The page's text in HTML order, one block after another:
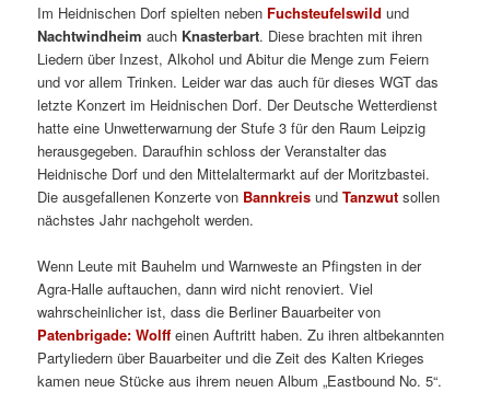
Im Heidnischen Dorf spielten neben Fuchsteufelswild und
Nachtwindheim auch Knasterbart. Diese brachten mit ihren
Liedern über Inzest, Alkohol und Abitur die Menge zum Feiern
und vor allem Trinken. Leider war das auch für dieses WGT das
letzte Konzert im Heidnischen Dorf. Der Deutsche Wetterdienst
hatte eine Unwetterwarnung der Stufe 3 für den Raum Leipzig
herausgegeben. Daraufhin schloss der Veranstalter das
Heidnische Dorf und den Mittelaltermarkt auf der Moritzbastei.
Die ausgefallenen Konzerte von Bannkreis undTanzwut sollen
nächstes Jahr nachgeholt werden.
Wenn Leute mit Bauhelm und Warnweste an Pfingsten in der
Agra-Halle auftauchen, dann wird nicht renoviert. Viel
wahrscheinlicher ist, dass die Berliner Bauarbeiter von
Patenbrigade: Wolff einen Auftritt haben. Zu ihren altbekannten
Partyliedern über Bauarbeiter und die Zeit des Kalten Krieges
kamen neue Stücke aus ihrem neuen Album „Eastbound No. 5“.